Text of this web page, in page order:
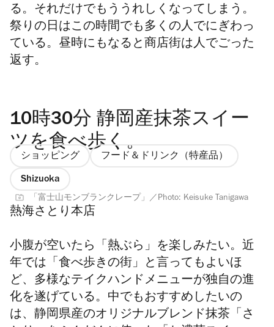
る。それだけでもううれしくなってしまう。
祭りの日はこの時間でも多くの人でにぎわっ
ている。昼時にもなると商店街は人でごった
返す。
10時30分 静岡産抹茶スイー
ツを食べ歩く。
ショッピング フード＆ドリンク（特産品）
Shizuoka
「富士山モンブランクレープ」／Photo: Keisuke Tanigawa
熱海さとり本店
小腹が空いたら「熱ぶら」を楽しみたい。近
年では「食べ歩きの街」と言ってもよいほ
ど、多様なテイクハンドメニューが独自の進
化を遂げている。中でもおすすめしたいの
は、静岡県産のオリジナルブレンド抹茶「さ